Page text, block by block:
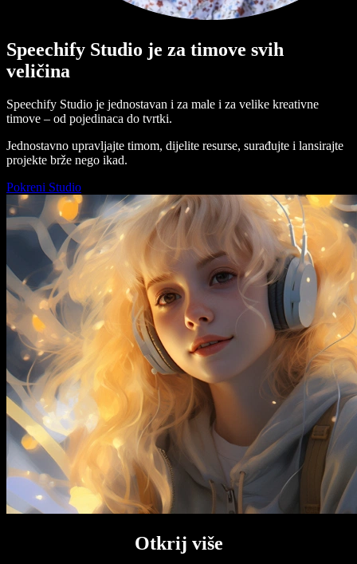
Speechify Studio je za timove svih
veličina
Speechify Studio je jednostavan i za male i za velike kreativne
timove – od pojedinaca do tvrtki.
Jednostavno upravljajte timom, dijelite resurse, surađujte i lansirajte
projekte brže nego ikad.
Pokreni Studio
Otkrij više